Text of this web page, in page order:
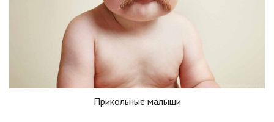
Прикольные малыши